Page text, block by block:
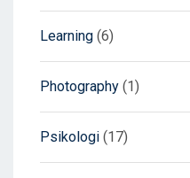
Learning (6)
Photography (1)
Psikologi (17)